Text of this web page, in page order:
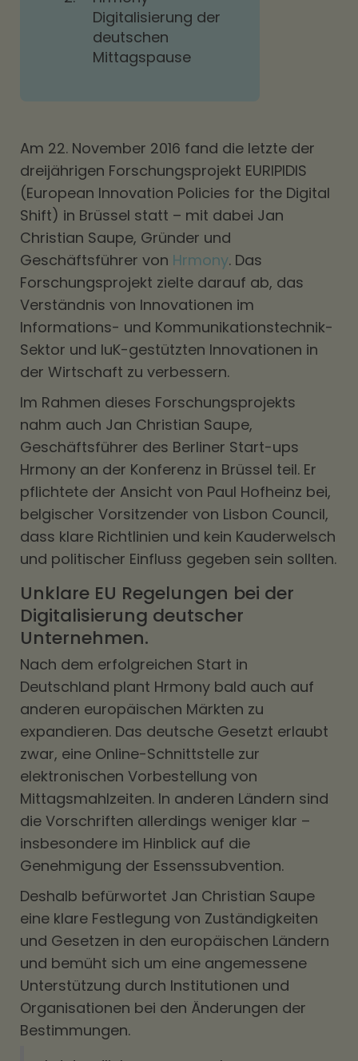
Digitalisierung der
deutschen
Mittagspause
Am 22. November 2016 fand die letzte der
dreijährigen Forschungsprojekt EURIPIDIS
(European Innovation Policies for the Digital
Shift) in Brüssel statt – mit dabei Jan
Christian Saupe, Gründer und
Geschäftsführer von Hrmony. Das
Forschungsprojekt zielte darauf ab, das
Verständnis von Innovationen im
Informations- und Kommunikationstechnik-
Sektor und IuK-gestützten Innovationen in
der Wirtschaft zu verbessern.
Im Rahmen dieses Forschungsprojekts
nahm auch Jan Christian Saupe,
Geschäftsführer des Berliner Start-ups
Hrmony an der Konferenz in Brüssel teil. Er
pflichtete der Ansicht von Paul Hofheinz bei,
belgischer Vorsitzender von Lisbon Council,
dass klare Richtlinien und kein Kauderwelsch
und politischer Einfluss gegeben sein sollten.
Unklare EU Regelungen bei der
Digitalisierung deutscher
Unternehmen.
Nach dem erfolgreichen Start in
Deutschland plant Hrmony bald auch auf
anderen europäischen Märkten zu
expandieren. Das deutsche Gesetzt erlaubt
zwar, eine Online-Schnittstelle zur
elektronischen Vorbestellung von
Mittagsmahlzeiten. In anderen Ländern sind
die Vorschriften allerdings weniger klar –
insbesondere im Hinblick auf die
Genehmigung der Essenssubvention.
Deshalb befürwortet Jan Christian Saupe
eine klare Festlegung von Zuständigkeiten
und Gesetzen in den europäischen Ländern
und bemüht sich um eine angemessene
Unterstützung durch Institutionen und
Organisationen bei den Änderungen der
Bestimmungen.